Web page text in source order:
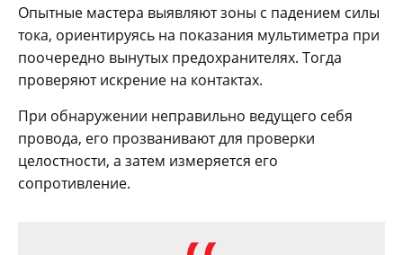
Опытные мастера выявляют зоны с падением силы
тока, ориентируясь на показания мультиметра при
поочередно вынутых предохранителях. Тогда
проверяют искрение на контактах.
При обнаружении неправильно ведущего себя
провода, его прозванивают для проверки
целостности, а затем измеряется его
сопротивление.